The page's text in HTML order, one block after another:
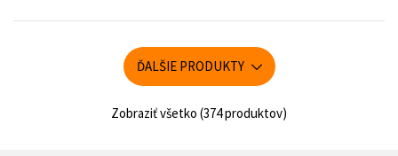
ĎALŠIE PRODUKTY
Zobraziť všetko (374 produktov)